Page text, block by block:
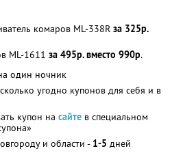
комаров ML-338R за 325р.
ML-1611 за 495р. вместо 990р.
один ночник
угодно купонов для себя и в
купон на сайте в специальном
и области - 1-5 дней